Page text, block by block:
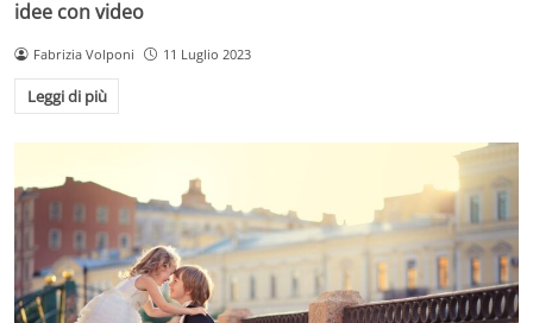
idee con video
Fabrizia Volponi 11 Luglio 2023
Leggi di più